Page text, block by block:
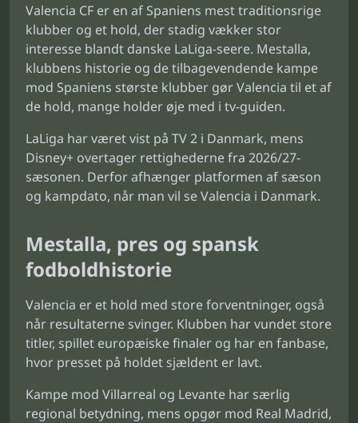
Valencia CF er en af Spaniens mest traditionsrige
klubber og et hold, der stadig vækker stor
interesse blandt danske LaLiga-seere. Mestalla,
klubbens historie og de tilbagevendende kampe
mod Spaniens største klubber gør Valencia til et af
de hold, mange holder øje med i tv-guiden.
LaLiga har været vist på TV 2 i Danmark, mens
Disney+ overtager rettighederne fra 2026/27-
sæsonen. Derfor afhænger platformen af sæson
og kampdato, når man vil se Valencia i Danmark.
Mestalla, pres og spansk
fodboldhistorie
Valencia er et hold med store forventninger, også
når resultaterne svinger. Klubben har vundet store
titler, spillet europæiske finaler og har en fanbase,
hvor presset på holdet sjældent er lavt.
Kampe mod Villarreal og Levante har særlig
regional betydning, mens opgør mod Real Madrid,